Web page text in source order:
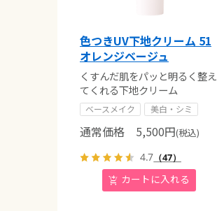
色つきUV下地クリーム 51
オレンジベージュ
くすんだ肌をパッと明るく整え
てくれる下地クリーム
ベースメイク 美白・シミ
通常価格 5,500円(税込)
4.7 （47）